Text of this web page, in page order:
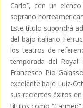
Carlo”, con un
soprano
Este título supondrá
del bajo italiano
los teatros de
temporada del Royal
Francesco Pio
excelente bajo Luiz-
sus recientes éxitos
títulos como